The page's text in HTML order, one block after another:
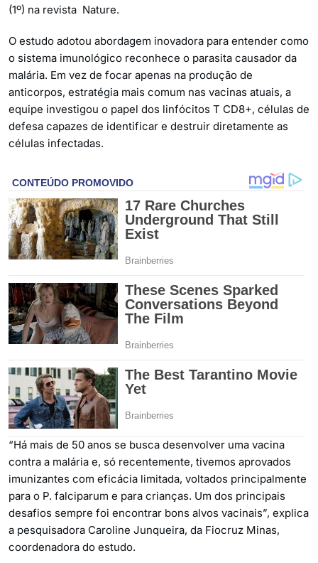
(1º) na revista Nature.
O estudo adotou abordagem inovadora para entender como
o sistema imunológico reconhece o parasita causador da
malária. Em vez de focar apenas na produção de
anticorpos, estratégia mais comum nas vacinas atuais, a
equipe investigou o papel dos linfócitos T CD8+, células de
defesa capazes de identificar e destruir diretamente as
células infectadas.
“Há mais de 50 anos se busca desenvolver uma vacina
contra a malária e, só recentemente, tivemos aprovados
imunizantes com eficácia limitada, voltados principalmente
para o P. falciparum e para crianças. Um dos principais
desafios sempre foi encontrar bons alvos vacinais”, explica
a pesquisadora Caroline Junqueira, da Fiocruz Minas,
coordenadora do estudo.